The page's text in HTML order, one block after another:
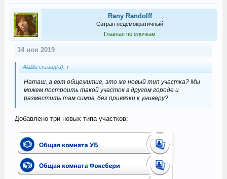
Rany Randolff
Сатрап недемократичный
Главная по ёлочкам
14 ноя 2019
Alalilla сказал(а): ↑
Наташ, а вот общежитие, это же новый тип участка? Мы
можем построить такой участок в другом городе и
разместить там симов, без привязки к универу?
Добавлено три новых типа участков: